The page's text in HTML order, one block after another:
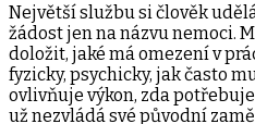
Největší službu si člověk
žádost jen na názvu nemoci.
doložit, jaké má omezení v
fyzicky, psychicky, jak často
ovlivňuje výkon, zda
už nezvládá své původní